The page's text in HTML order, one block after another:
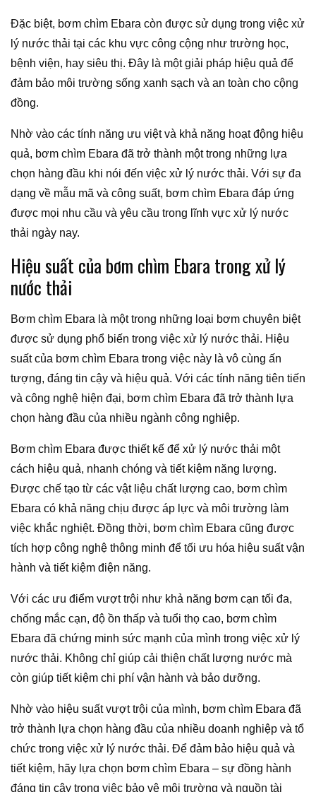
Đặc biệt, bơm chìm Ebara còn được sử dụng trong việc xử
lý nước thải tại các khu vực công cộng như trường học,
bệnh viện, hay siêu thị. Đây là một giải pháp hiệu quả để
đảm bảo môi trường sống xanh sạch và an toàn cho cộng
đồng.
Nhờ vào các tính năng ưu việt và khả năng hoạt động hiệu
quả, bơm chìm Ebara đã trở thành một trong những lựa
chọn hàng đầu khi nói đến việc xử lý nước thải. Với sự đa
dạng về mẫu mã và công suất, bơm chìm Ebara đáp ứng
được mọi nhu cầu và yêu cầu trong lĩnh vực xử lý nước
thải ngày nay.
Hiệu suất của bơm chìm Ebara trong xử lý
nước thải
Bơm chìm Ebara là một trong những loại bơm chuyên biệt
được sử dụng phổ biến trong việc xử lý nước thải. Hiệu
suất của bơm chìm Ebara trong việc này là vô cùng ấn
tượng, đáng tin cậy và hiệu quả. Với các tính năng tiên tiến
và công nghệ hiện đại, bơm chìm Ebara đã trở thành lựa
chọn hàng đầu của nhiều ngành công nghiệp.
Bơm chìm Ebara được thiết kế để xử lý nước thải một
cách hiệu quả, nhanh chóng và tiết kiệm năng lượng.
Được chế tạo từ các vật liệu chất lượng cao, bơm chìm
Ebara có khả năng chịu được áp lực và môi trường làm
việc khắc nghiệt. Đồng thời, bơm chìm Ebara cũng được
tích hợp công nghệ thông minh để tối ưu hóa hiệu suất vận
hành và tiết kiệm điện năng.
Với các ưu điểm vượt trội như khả năng bơm cạn tối đa,
chống mắc cạn, độ ồn thấp và tuổi thọ cao, bơm chìm
Ebara đã chứng minh sức mạnh của mình trong việc xử lý
nước thải. Không chỉ giúp cải thiện chất lượng nước mà
còn giúp tiết kiệm chi phí vận hành và bảo dưỡng.
Nhờ vào hiệu suất vượt trội của mình, bơm chìm Ebara đã
trở thành lựa chọn hàng đầu của nhiều doanh nghiệp và tổ
chức trong việc xử lý nước thải. Để đảm bảo hiệu quả và
tiết kiệm, hãy lựa chọn bơm chìm Ebara – sự đồng hành
đáng tin cậy trong việc bảo vệ môi trường và nguồn tài